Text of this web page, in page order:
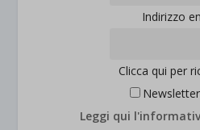
Indirizzo
Clicca qui per
Leggi qui